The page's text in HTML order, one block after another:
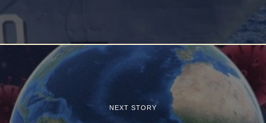
NEXT STORY